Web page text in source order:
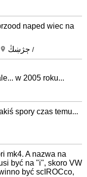
naped wiec na
ٶٹڢڶ Ptasiek 3M ڄژښڭ / 2006-09-01 17:27:35 /
w 2005 roku...
spory czas temu...
mk4. A nazwa na
być na "i", skoro VW
być scIROCco,